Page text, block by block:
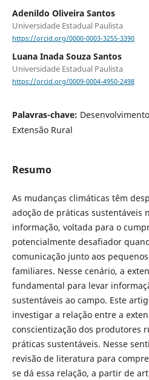
Adenildo Oliveira Santos
Universidade Estadual Paulista
https://orcid.org/0000-0003-3255-3390
Luana Inada Souza Santos
Universidade Estadual Paulista
https://orcid.org/0009-0004-4950-2498
Palavras-chave:
Extensão Rural
Resumo
As mudanças climáticas têm
adoção de práticas sustentáveis
informação, voltada para o
potencialmente desafiador
comunicação junto aos
familiares. Nesse cenário, a
fundamental para levar
sustentáveis ao campo. Este
investigar a relação entre a
conscientização dos produtores
práticas sustentáveis. Nesse
revisão de literatura para
se dá essa relação, a partir de